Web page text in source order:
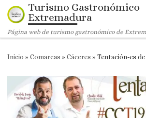
Saltar al contenido
Turismo Gastronómico
Extremadura
Página web de turismo gastronómico de
Inicio » Comarcas » Cáceres » Tentación-es de